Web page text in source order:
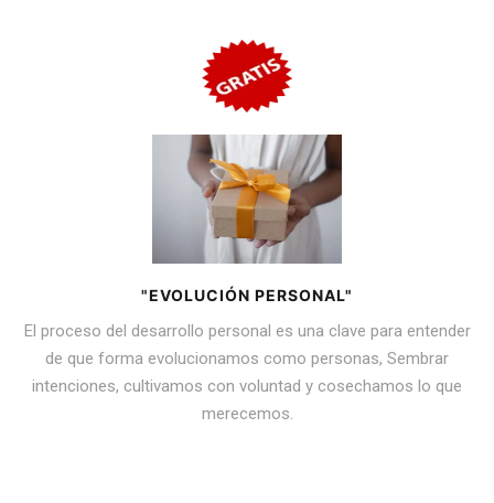
"EVOLUCIÓN PERSONAL"
El proceso del desarrollo personal es una clave para entender
de que forma evolucionamos como personas, Sembrar
intenciones, cultivamos con voluntad y cosechamos lo que
merecemos.